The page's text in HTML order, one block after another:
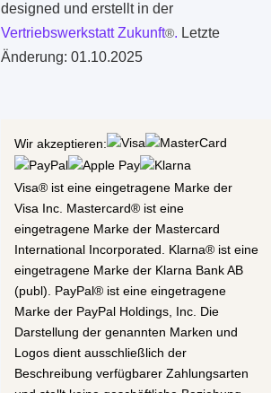
designed und erstellt in der
Vertriebswerkstatt Zukunft®. Letzte
Änderung: 01.10.2025
Wir akzeptieren:
Visa® ist eine eingetragene Marke der
Visa Inc. Mastercard® ist eine
eingetragene Marke der Mastercard
International Incorporated. Klarna® ist eine
eingetragene Marke der Klarna Bank AB
(publ). PayPal® ist eine eingetragene
Marke der PayPal Holdings, Inc. Die
Darstellung der genannten Marken und
Logos dient ausschließlich der
Beschreibung verfügbarer Zahlungsarten